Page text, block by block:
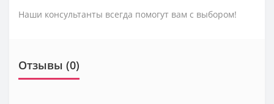
Наши консультанты всегда помогут вам с выбором!
Отзывы (0)